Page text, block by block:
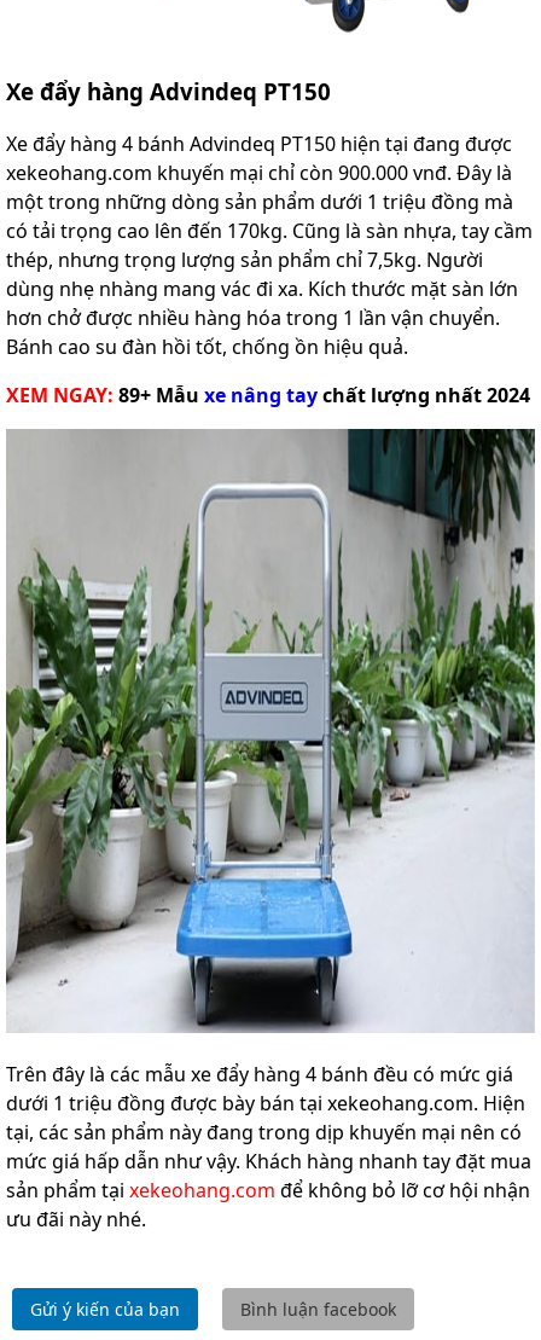
Xe đẩy hàng Advindeq PT150
Xe đẩy hàng 4 bánh Advindeq PT150 hiện tại đang được
xekeohang.com khuyến mại chỉ còn 900.000 vnđ. Đây là
một trong những dòng sản phẩm dưới 1 triệu đồng mà
có tải trọng cao lên đến 170kg. Cũng là sàn nhựa, tay cầm
thép, nhưng trọng lượng sản phẩm chỉ 7,5kg. Người
dùng nhẹ nhàng mang vác đi xa. Kích thước mặt sàn lớn
hơn chở được nhiều hàng hóa trong 1 lần vận chuyển.
Bánh cao su đàn hồi tốt, chống ồn hiệu quả.
XEM NGAY: 89+ Mẫu xe nâng taychất lượng nhất 2024
Trên đây là các mẫu xe đẩy hàng 4 bánh đều có mức giá
dưới 1 triệu đồng được bày bán tại xekeohang.com. Hiện
tại, các sản phẩm này đang trong dịp khuyến mại nên có
mức giá hấp dẫn như vậy. Khách hàng nhanh tay đặt mua
sản phẩm tại xekeohang.com để không bỏ lỡ cơ hội nhận
ưu đãi này nhé.
Gửi ý kiến của bạn Bình luận facebook